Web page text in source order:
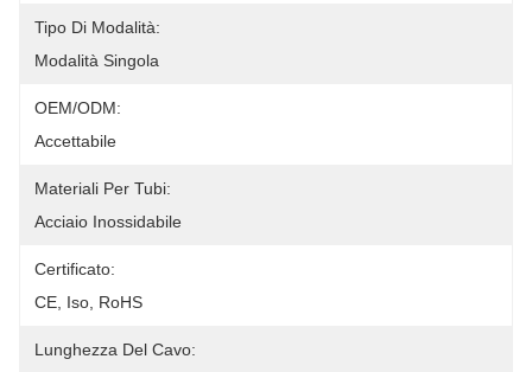
Tipo Di Modalità:
Modalità Singola
OEM/ODM:
Accettabile
Materiali Per Tubi:
Acciaio Inossidabile
Certificato:
CE, Iso, RoHS
Lunghezza Del Cavo: